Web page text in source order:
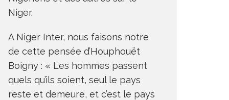
Niger.
A Niger Inter, nous faisons notre
de cette pensée d’Houphouët
Boigny : « Les hommes passent
quels qu’ils soient, seul le pays
reste et demeure, et c’est le pays